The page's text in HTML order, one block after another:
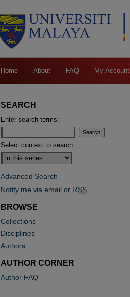
Home About FAQ My Account
SEARCH
Enter search terms:
Select context to search:
Advanced Search
Notify me via email or RSS
BROWSE
Collections
Disciplines
Authors
AUTHOR CORNER
Author FAQ